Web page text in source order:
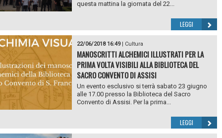
questa mattina la giornata del 22...
LEGGI
22/06/2018 16:49| Cultura
MANOSCRITTI ALCHEMICI ILLUSTRATI PER LA
PRIMA VOLTA VISIBILI ALLA BIBLIOTECA DEL
SACRO CONVENTO DI ASSISI
Un evento esclusivo si terrà sabato 23 giugno
alle 17.00 presso la Biblioteca del Sacro
Convento di Assisi. Per la prima...
LEGGI